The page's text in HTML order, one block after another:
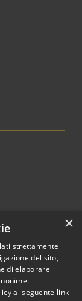
• Comune di
×
strettamente
del sito,
di elaborare
al seguente link